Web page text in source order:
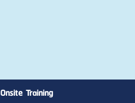
Training